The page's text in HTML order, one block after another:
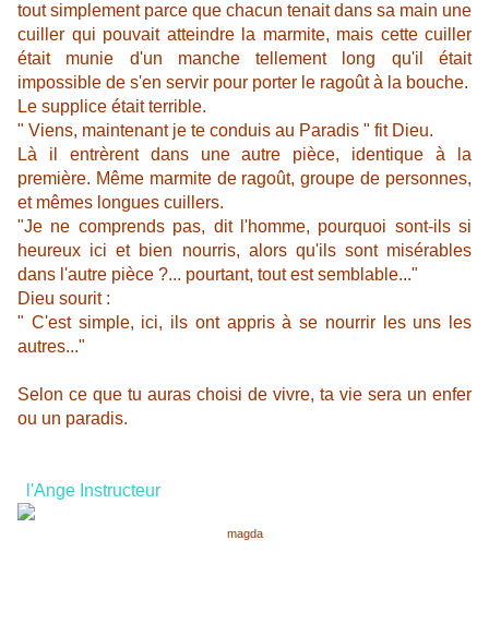
tout simplement parce que chacun tenait dans sa main une
cuiller qui pouvait atteindre la marmite, mais cette cuiller
était munie d'un manche tellement long qu'il était
impossible de s'en servir pour porter le ragoût à la bouche.
Le supplice était terrible.
" Viens, maintenant je te conduis au Paradis " fit Dieu.
Là il entrèrent dans une autre pièce, identique à la
première. Même marmite de ragoût, groupe de personnes,
et mêmes longues cuillers.
"Je ne comprends pas, dit l'homme, pourquoi sont-ils si
heureux ici et bien nourris, alors qu'ils sont misérables
dans l'autre pièce ?... pourtant, tout est semblable..."
Dieu sourit :
" C'est simple, ici, ils ont appris à se nourrir les uns les
autres..."
Selon ce que tu auras choisi de vivre, ta vie sera un enfer
ou un paradis.
l'Ange Instructeur
magda